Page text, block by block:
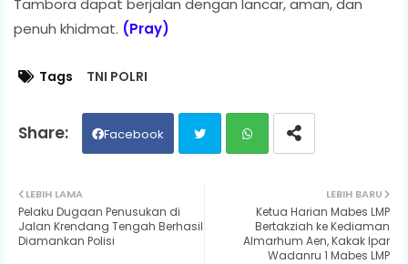
Tambora dapat berjalan dengan lancar, aman, dan
penuh khidmat. (Pray)
Tags TNI POLRI
Facebook
ats
LEBIH BARU
Ketua Harian Mabes LMP
Bertakziah ke Kediaman
Almarhum Aen, Kakak Ipar
Wadanru 1 Mabes LMP
LEBIH LAMA
Pelaku Dugaan Penusukan di
Jalan Krendang Tengah Berhasil
Diamankan Polisi